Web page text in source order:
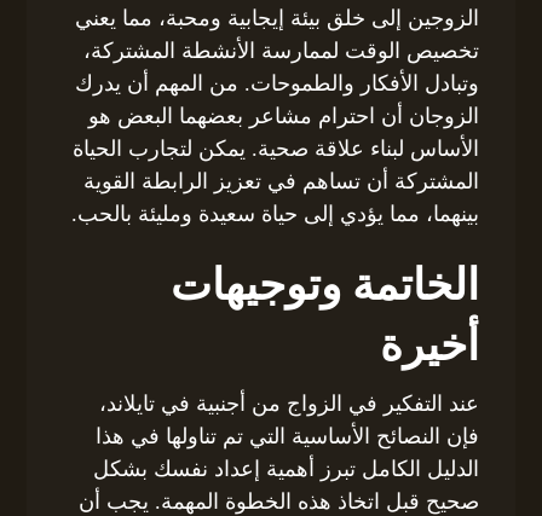
الزوجين إلى خلق بيئة إيجابية ومحبة، مما يعني
تخصيص الوقت لممارسة الأنشطة المشتركة،
وتبادل الأفكار والطموحات. من المهم أن يدرك
الزوجان أن احترام مشاعر بعضهما البعض هو
الأساس لبناء علاقة صحية. يمكن لتجارب الحياة
المشتركة أن تساهم في تعزيز الرابطة القوية
بينهما، مما يؤدي إلى حياة سعيدة ومليئة بالحب.
الخاتمة وتوجيهات
أخيرة
عند التفكير في الزواج من أجنبية في تايلاند،
فإن النصائح الأساسية التي تم تناولها في هذا
الدليل الكامل تبرز أهمية إعداد نفسك بشكل
صحيح قبل اتخاذ هذه الخطوة المهمة. يجب أن